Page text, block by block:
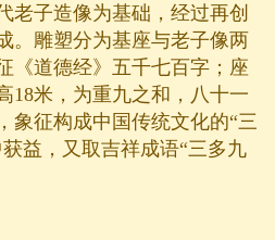
老子造像为基础，经过再创
。雕塑分为基座与老子像两
《道德经》五千七百字；座
18米，为重九之和，八十一
象征构成中国传统文化的“三
益，又取吉祥成语“三多九